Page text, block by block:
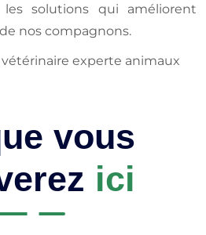
solutions qui améliorent
nos compagnons.
vous
ici